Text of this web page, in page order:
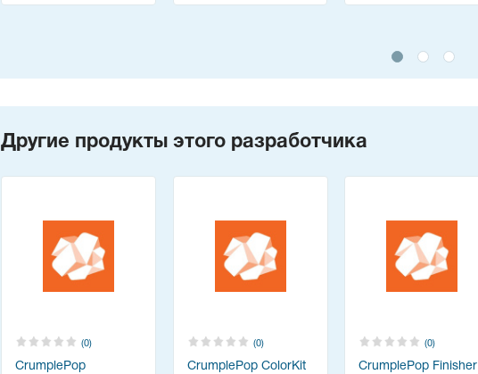
Другие продукты этого разработчика
(0)
CrumplePop
(0)
CrumplePop ColorKit
(0)
CrumplePop Finisher